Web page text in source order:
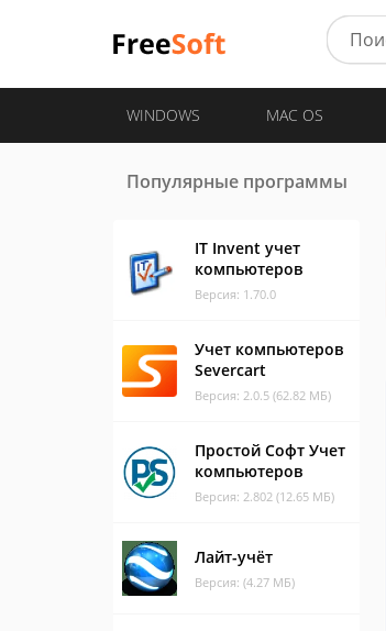
WINDOWS MAC OS
Популярные программы
IT Invent учет
компьютеров
Версия: 1.70.0
Учет компьютеров
Severcart
Версия: 2.0.5 (62.82 МБ)
Простой Софт Учет
компьютеров
Версия: 2.802 (12.65 МБ)
Лайт-учёт
Версия: (4.27 МБ)